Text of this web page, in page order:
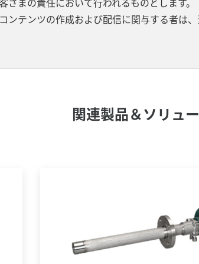
さまの責任において行われるものとします。
ンテンツの作成および配信に関与する者は
関連製品＆ソリュ